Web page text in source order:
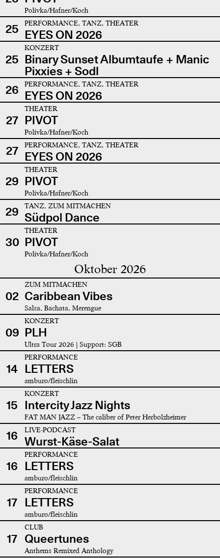
Polivka/Hafner/Koch
25 PERFORMANCE, TANZ, THEATER
EYES ON 2026
25
KONZERT
Binary Sunset Albumtaufe + Manic
Pixxies + Sodl
26
PERFORMANCE, TANZ, THEATER
EYES ON 2026
27
THEATER
PIVOT
Polivka/Hafner/Koch
27 PERFORMANCE, TANZ, THEATER
EYES ON 2026
29
THEATER
PIVOT
Polivka/Hafner/Koch
29 TANZ, ZUM MITMACHEN
Südpol Dance
30
THEATER
PIVOT
Polivka/Hafner/Koch
Oktober 2026
02
ZUM MITMACHEN
Caribbean Vibes
Salsa, Bachata, Merengue
09
KONZERT
PLH
Ultra Tour 2026 | Support: SGB
14
PERFORMANCE
LETTERS
amburo/fleischlin
15
KONZERT
Intercity Jazz Nights
FAT MAN JAZZ – The caliber of Peter Herbolzheimer
16 LIVE-PODCAST
Wurst-Käse-Salat
16
PERFORMANCE
LETTERS
amburo/fleischlin
17
PERFORMANCE
LETTERS
amburo/fleischlin
17
CLUB
Queertunes
Anthems Remixed Anthology